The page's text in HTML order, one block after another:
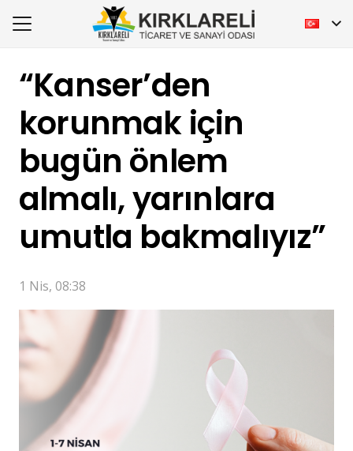
“Kanser’den
korunmak için
bugün önlem
almalı, yarınlara
umutla bakmalıyız”
1 Nis, 08:38